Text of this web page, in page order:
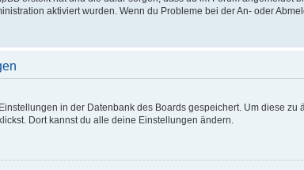
aktiviert wurden. Wenn du Probleme bei der An- oder
in der Datenbank des Boards gespeichert. Um diese
Dort kannst du alle deine Einstellungen ändern.